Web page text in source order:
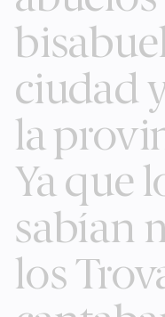
ciudad
la
Ya que
sabían
los